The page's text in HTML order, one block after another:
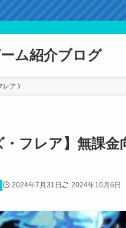
ム紹介ブログ
レア
・フレア】無課
2024年7月31日 2024年10月6日